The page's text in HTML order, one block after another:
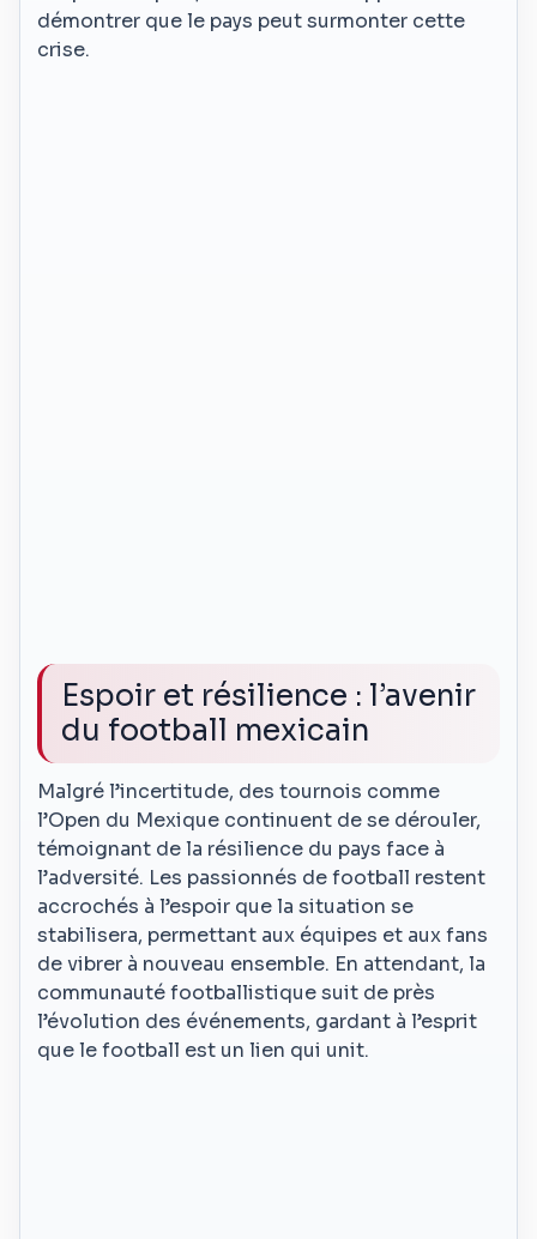
démontrer que le pays peut surmonter cette
crise.
Espoir et résilience : l’avenir
du football mexicain
Malgré l’incertitude, des tournois comme
l’Open du Mexique continuent de se dérouler,
témoignant de la résilience du pays face à
l’adversité. Les passionnés de football restent
accrochés à l’espoir que la situation se
stabilisera, permettant aux équipes et aux fans
de vibrer à nouveau ensemble. En attendant, la
communauté footballistique suit de près
l’évolution des événements, gardant à l’esprit
que le football est un lien qui unit.